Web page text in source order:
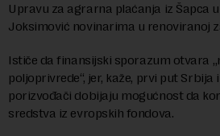
Upravu za agrarna plaćanja iz Šapca u
Joksimović novinarima u renoviranoj
Ističe da finansijski sporazum otvara
poljoprivrede“, jer, kaže, prvi put
porizvođači dobijaju mogućnost da
sredstva iz evropskih fondova.